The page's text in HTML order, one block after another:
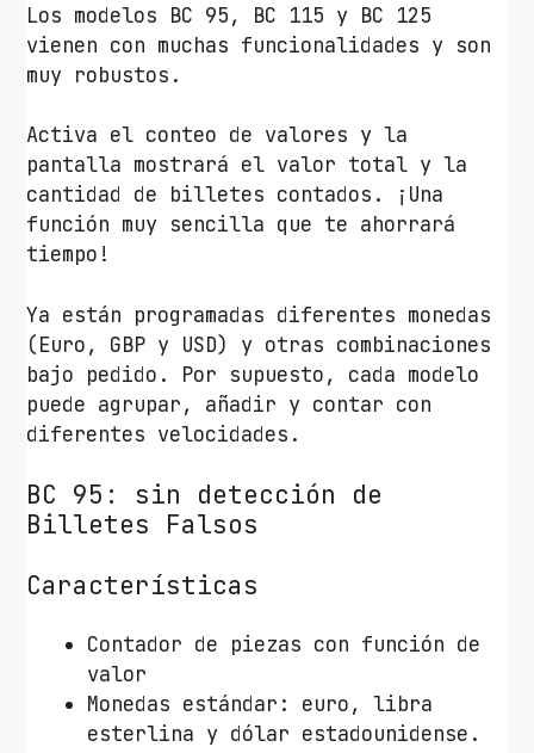
Los modelos BC 95, BC 115 y BC 125
vienen con muchas funcionalidades y son
muy robustos.
Activa el conteo de valores y la
pantalla mostrará el valor total y la
cantidad de billetes contados. ¡Una
función muy sencilla que te ahorrará
tiempo!
Ya están programadas diferentes monedas
(Euro, GBP y USD) y otras combinaciones
bajo pedido. Por supuesto, cada modelo
puede agrupar, añadir y contar con
diferentes velocidades.
BC 95: sin detección de
Billetes Falsos
Características
Contador de piezas con función de
valor
Monedas estándar: euro, libra
esterlina y dólar estadounidense.